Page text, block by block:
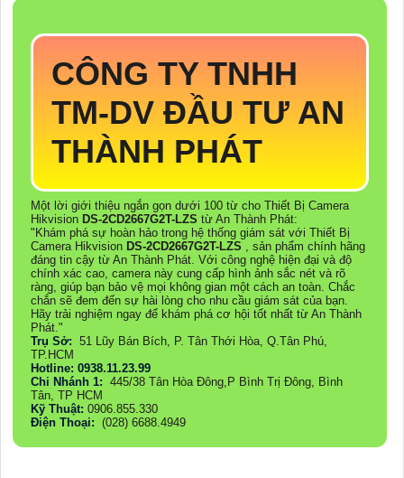
CÔNG TY TNHH
TM-DV ĐẦU TƯ AN
THÀNH PHÁT
Một lời giới thiệu ngắn gọn dưới 100 từ cho Thiết Bị Camera
Hikvision DS-2CD2667G2T-LZS từ An Thành Phát:
"Khám phá sự hoàn hảo trong hệ thống giám sát với Thiết Bị
Camera Hikvision DS-2CD2667G2T-LZS , sản phẩm chính hãng
đáng tin cậy từ An Thành Phát. Với công nghệ hiện đại và độ
chính xác cao, camera này cung cấp hình ảnh sắc nét và rõ
ràng, giúp bạn bảo vệ mọi không gian một cách an toàn. Chắc
chắn sẽ đem đến sự hài lòng cho nhu cầu giám sát của bạn.
Hãy trải nghiệm ngay để khám phá cơ hội tốt nhất từ An Thành
Phát."
Trụ Sở: 51 Lũy Bán Bích, P. Tân Thới Hòa, Q.Tân Phú,
TP.HCM
Hotline: 0938.11.23.99
Chi Nhánh 1: 445/38 Tân Hòa Đông,P Bình Trị Đông, Bình
Tân, TP HCM
Kỹ Thuật: 0906.855.330
Điện Thoại: (028) 6688.4949